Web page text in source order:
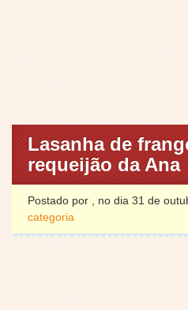
Lasanha de
requeijão da Ana
Postado por , no dia 31 de
categoria